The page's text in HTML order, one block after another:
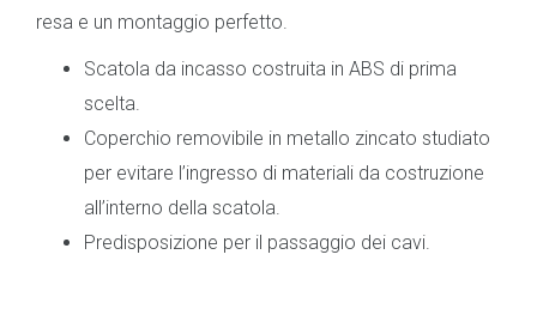
resa e un montaggio perfetto.
Scatola da incasso costruita in ABS di prima
scelta.
Coperchio removibile in metallo zincato studiato
per evitare l’ingresso di materiali da costruzione
all’interno della scatola.
Predisposizione per il passaggio dei cavi.